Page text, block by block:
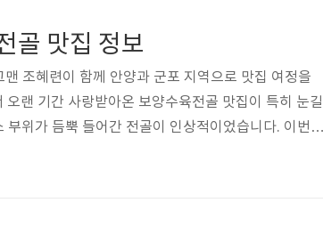
골 맛집 정보
조혜련이 함께 안양과 군포 지역으로 맛집 여정을
랜 기간 사랑받아온 보양수육전골 맛집이 특히 눈길
위가 듬뿍 들어간 전골이 인상적이었습니다. 이번
골 맛집의 위치와 자세한 정보를 알려드리겠습니다.